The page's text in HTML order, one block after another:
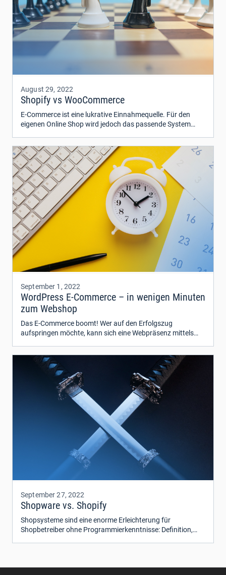
August 29, 2022
Shopify vs WooCommerce
E-Commerce ist eine lukrative Einnahmequelle. Für den
eigenen Online Shop wird jedoch das passende System
September 1, 2022
WordPress E-Commerce – in wenigen Minuten
zum Webshop
Das E-Commerce boomt! Wer auf den Erfolgszug
aufspringen möchte, kann sich eine Webpräsenz mittels
September 27, 2022
Shopware vs. Shopify
Shopsysteme sind eine enorme Erleichterung für
Shopbetreiber ohne Programmierkenntnisse: Definition,